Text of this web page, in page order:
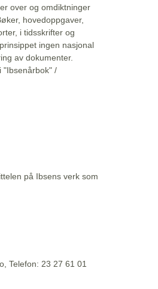
over og omdiktninger
hovedoppgaver,
i tidsskrifter og
ingen nasjonal
av dokumenter.
"Ibsenårbok" /
på Ibsens verk som
Telefon: 23 27 61 01